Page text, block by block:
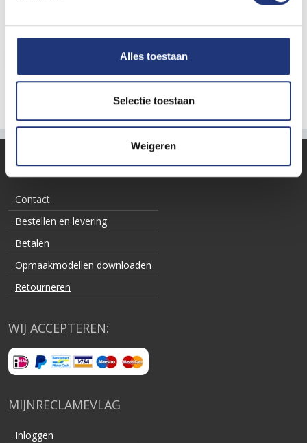
Alles toestaan
Selectie toestaan
Weigeren
Bootvlag 400x600cm
KLANTENSERVICE
Contact
Bestellen en levering
Betalen
Opmaakmodellen downloaden
Retourneren
WIJ ACCEPTEREN:
MIJNRECLAMEVLAG
Inloggen